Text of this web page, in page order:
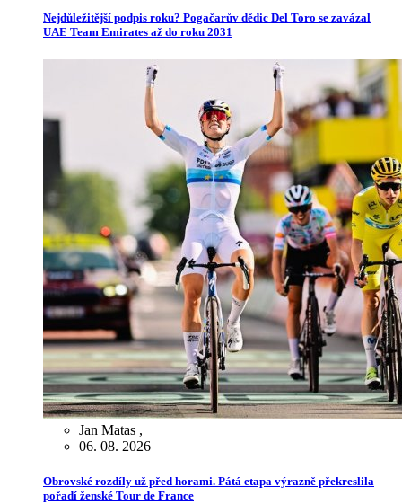
Nejdůležitější podpis roku? Pogačarův dědic Del Toro se zavázal
UAE Team Emirates až do roku 2031
Jan Matas ,
06. 08. 2026
Obrovské rozdíly už před horami. Pátá etapa výrazně překreslila
pořadí ženské Tour de France